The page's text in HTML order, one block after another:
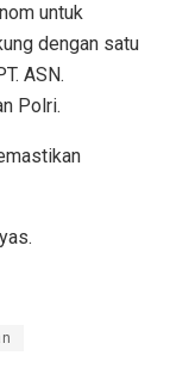
untuk
dengan satu
ASN.
Polri.